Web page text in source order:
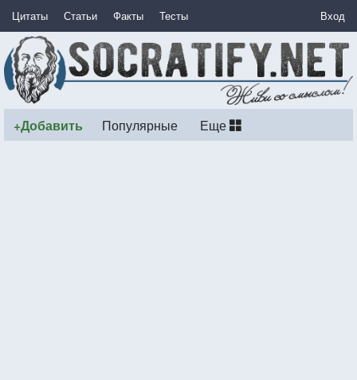
Цитаты Статьи Факты Тесты Вход
+Добавить Популярные Еще